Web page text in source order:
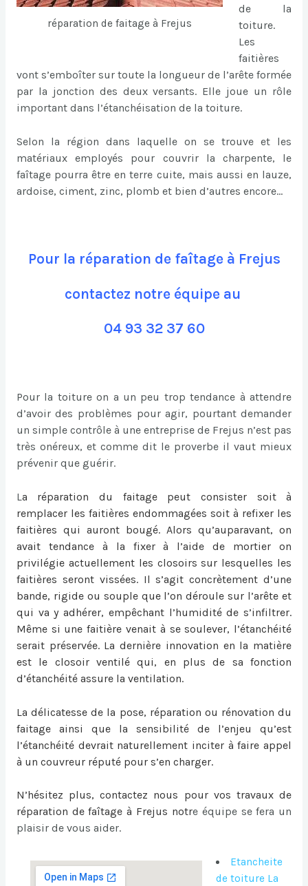
réparation de faitage à Frejus
de la
toiture.
Les
faitières
vont s’emboîter sur toute la longueur de l’arête formée
par la jonction des deux versants. Elle joue un rôle
important dans l’étanchéisation de la toiture.
Selon la région dans laquelle on se trouve et les
matériaux employés pour couvrir la charpente, le
faîtage pourra être en terre cuite, mais aussi en lauze,
ardoise, ciment, zinc, plomb et bien d’autres encore…
Pour la réparation de faîtage à Frejus
contactez notre équipe au
04 93 32 37 60
Pour la toiture on a un peu trop tendance à attendre
d’avoir des problèmes pour agir, pourtant demander
un simple contrôle à une entreprise de Frejus n’est pas
très onéreux, et comme dit le proverbe il vaut mieux
prévenir que guérir.
L a réparation du faitage peut consister soit à
remplacer les faitières endommagées soit à refixer les
faitières qui auront bougé. Alors qu’auparavant, on
avait tendance à la fixer à l’aide de mortier on
privilégie actuellement les closoirs sur lesquelles les
faitières seront vissées. Il s’agit concrètement d’une
bande, rigide ou souple que l’on déroule sur l’arête et
qui va y adhérer, empêchant l’humidité de s’infiltrer.
Même si une faitière venait à se soulever, l’étanchéité
serait préservée. La dernière innovation en la matière
est le closoir ventilé qui, en plus de sa fonction
d’étanchéité assure la ventilation.
La délicatesse de la pose, réparation ou rénovation du
faitage ainsi que la sensibilité de l’enjeu qu’est
l’étanchéité devrait naturellement inciter à faire appel
à un couvreur réputé pour s’en charger.
N’hésitez plus, contactez nous pour vos travaux de
réparation de faîtage à Frejus notre équipe se fera un
plaisir de vous aider.
Etancheite
de toiture La